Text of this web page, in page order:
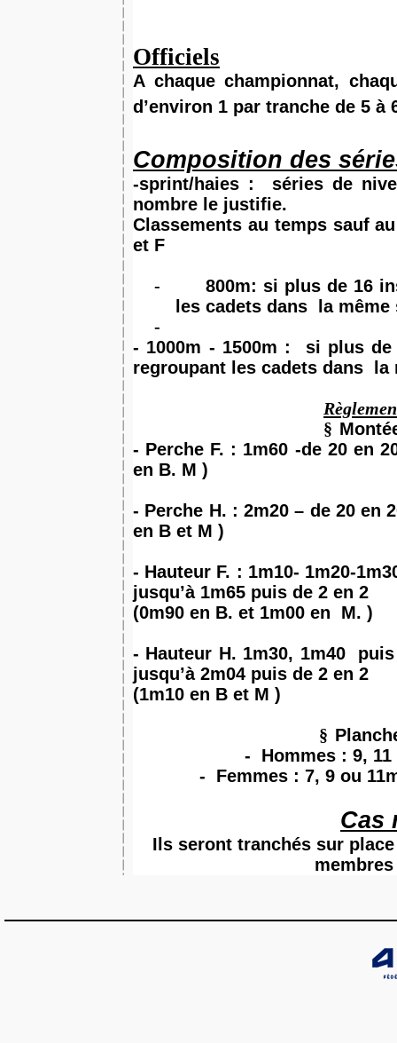
Officiels
A chaque championnat,
d’environ 1 par tranche de 5 à
Composition des
-sprint/haies :
séries de
nombre le justifie.
Classements au temps sauf
et F
-
800m: si plus de 16
les cadets dans
la
-
- 1000m - 1500m :
si plus de
regroupant les cadets dans
la
§
- Perche F. : 1m60 -de 20 en
en B. M )
- Perche H. : 2m20 – de 20 en
en B et M )
- Hauteur F. : 1m10- 1m20-
jusqu’à 1m65 puis de 2 en 2
(0m90 en B. et 1m00 en
M. )
- Hauteur H. 1m30, 1m40
jusqu’à 2m04 puis de 2 en 2
(1m10 en B et M )
§
-
Hommes : 9,
-
Femmes : 7, 9 ou
Cas
Ils seront tranchés sur